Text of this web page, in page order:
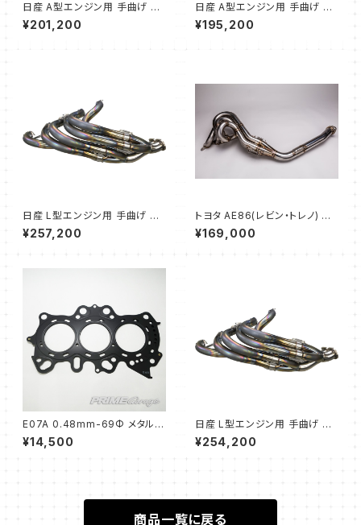
日産 A型エンジン用 手曲げ エ
キゾーストマニホールド 38Φ→
60Φ
¥201,200
日産 A型エンジン用 手曲げ エ
キゾーストマニホールド 38Φ→
50Φ
¥195,200
日産 L型エンジン用 手曲げ 6-
3-2モデル エキゾーストマニホ
ールド 48.6Φ
¥257,200
トヨタ AE86(レビン・トレノ) エ
キゾーストマニホールド タコ足
(45Φ → 60Φ)
¥169,000
E07A 0.48mm-69Φ メタルヘ
ッドガスケット
¥14,500
日産 L型エンジン用 手曲げ 6-
3-2モデル エキゾーストマニホ
ールド 45Φ
¥254,200
商品一覧に戻る